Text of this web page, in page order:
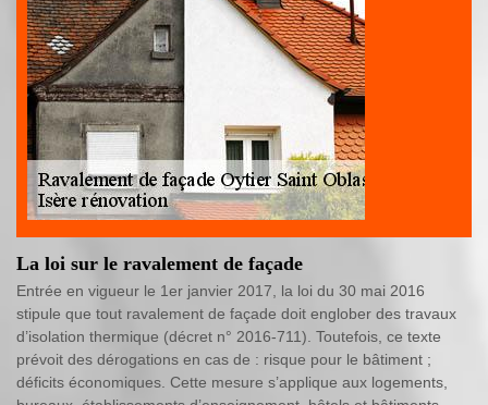
La loi sur le ravalement de façade
Entrée en vigueur le 1er janvier 2017, la loi du 30 mai 2016
stipule que tout ravalement de façade doit englober des travaux
d’isolation thermique (décret n° 2016-711). Toutefois, ce texte
prévoit des dérogations en cas de : risque pour le bâtiment ;
déficits économiques. Cette mesure s’applique aux logements,